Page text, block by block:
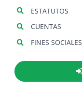
ESTATUTOS
CUENTAS
FINES SOCIALES